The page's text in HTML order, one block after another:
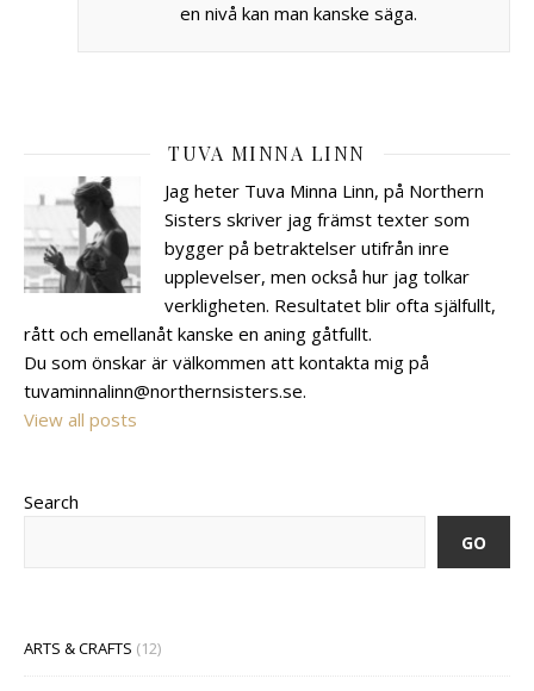
en nivå kan man kanske säga.
TUVA MINNA LINN
Jag heter Tuva Minna Linn, på Northern
Sisters skriver jag främst texter som
bygger på betraktelser utifrån inre
upplevelser, men också hur jag tolkar
verkligheten. Resultatet blir ofta själfullt,
rått och emellanåt kanske en aning gåtfullt.
Du som önskar är välkommen att kontakta mig på
tuvaminnalinn@northernsisters.se.
View all posts
Search
GO
ARTS & CRAFTS (12)